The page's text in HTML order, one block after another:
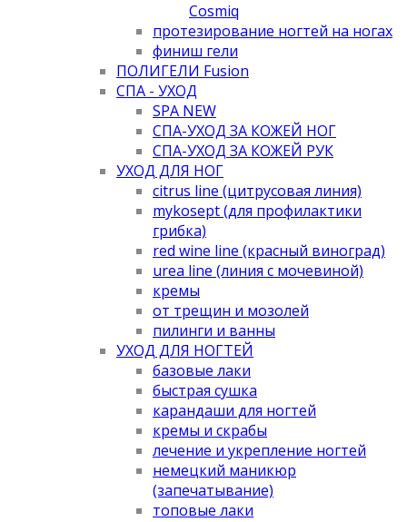
Cosmiq
протезирование ногтей на ногах
финиш гели
ПОЛИГЕЛИ Fusion
СПА - УХОД
SPA NEW
СПА-УХОД ЗА КОЖЕЙ НОГ
СПА-УХОД ЗА КОЖЕЙ РУК
УХОД ДЛЯ НОГ
citrus line (цитрусовая линия)
mykosept (для профилактики
грибка)
red wine line (красный виноград)
urea line (линия с мочевиной)
кремы
от трещин и мозолей
пилинги и ванны
УХОД ДЛЯ НОГТЕЙ
базовые лаки
быстрая сушка
карандаши для ногтей
кремы и скрабы
лечение и укрепление ногтей
немецкий маникюр
(запечатывание)
топовые лаки